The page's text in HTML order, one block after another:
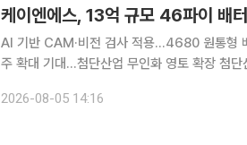
케이엔에스, 13억 규모 46파이 배
AI 기반 CAM·비전 검사 적용…4680 원통형
주 확대 기대…첨단산업 무인화 영토 확장 첨단산업 무인 자동화 전문기업 케이엔에스가 글로벌 이
행진을 이어갔다. 인공지능(AI) 기술과 컴퓨터
2026-08-05 14:16